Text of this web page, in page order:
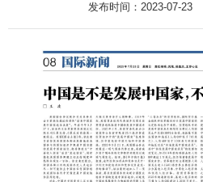
发布时间：2023-07-23